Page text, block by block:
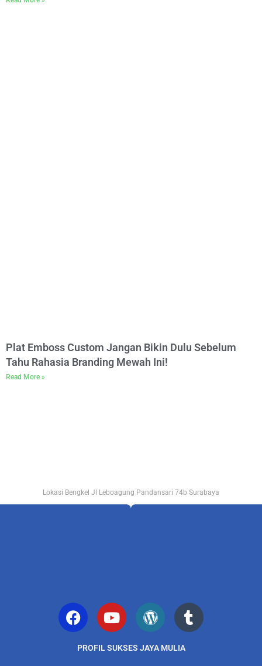
Plat Emboss Custom Jangan Bikin Dulu Sebelum
Tahu Rahasia Branding Mewah Ini!
Read More »
Lokasi Bengkel Jl Leboagung Pandansari 74b Surabaya
PROFIL SUKSES JAYA MULIA